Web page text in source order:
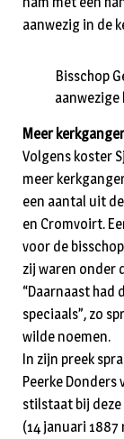
aanwezig in de
Bisschop
Meer
Volgens koster
meer
een aantal uit
en Cromvoirt.
voor de
zij waren onder
“Daarnaast had
speciaals”, zo
wilde noemen.
In zijn preek
Peerke
stilstaat bij
(14 januari 1887